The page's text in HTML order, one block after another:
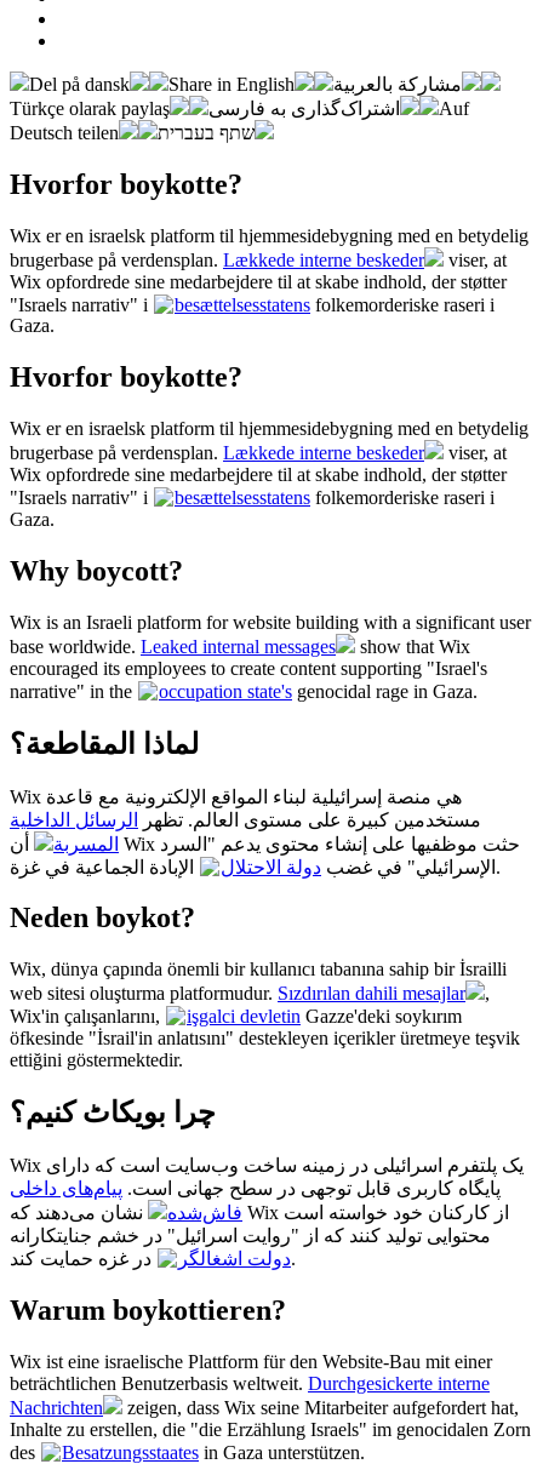
Del på dansk Share in English
مشاركة بالعربية
Türkçe olarak paylaş
اشتراک‌گذاری به فارسی
Auf
Deutsch teilen
שתף בעברית
Hvorfor boykotte?
Wix er en israelsk platform til hjemmesidebygning med en betydelig
brugerbase på verdensplan. Lækkede interne beskeder
viser, at
Wix opfordrede sine medarbejdere til at skabe indhold, der støtter
"Israels narrativ" i
besættelsesstatens folkemorderiske raseri i
Gaza.
Hvorfor boykotte?
Wix er en israelsk platform til hjemmesidebygning med en betydelig
brugerbase på verdensplan. Lækkede interne beskeder
viser, at
Wix opfordrede sine medarbejdere til at skabe indhold, der støtter
"Israels narrativ" i
besættelsesstatens folkemorderiske raseri i
Gaza.
Why boycott?
Wix is an Israeli platform for website building with a significant user
base worldwide. Leaked internal messages
show that Wix
encouraged its employees to create content supporting "Israel's
narrative" in the
occupation state's genocidal rage in Gaza.
لماذا المقاطعة؟
Wix هي منصة إسرائيلية لبناء المواقع الإلكترونية مع قاعدة
مستخدمين كبيرة على مستوى العالم. تظهر
الرسائل الداخلية
المسربة
أن Wix حثت موظفيها على إنشاء محتوى يدعم "السرد
الإسرائيلي" في غضب دولة الاحتلال الإبادة الجماعية في غزة.
Neden boykot?
Wix, dünya çapında önemli bir kullanıcı tabanına sahip bir İsrailli
web sitesi oluşturma platformudur. Sızdırılan dahili mesajlar
,
Wix'in çalışanlarını,
işgalci devletin Gazze'deki soykırım
öfkesinde "İsrail'in anlatısını" destekleyen içerikler üretmeye teşvik
ettiğini göstermektedir.
چرا بویکاٹ کنیم؟
Wix یک پلتفرم اسرائیلی در زمینه ساخت وب‌سایت است که دارای
پایگاه کاربری قابل توجهی در سطح جهانی است. پیام‌های داخلی
فاش‌شده
نشان می‌دهند که Wix از کارکنان خود خواسته است
محتوایی تولید کنند که از "روایت اسرائیل" در خشم جنایتکارانه
دولت اشغالگردر غزه حمایت کند.
Warum boykottieren?
Wix ist eine israelische Plattform für den Website-Bau mit einer
beträchtlichen Benutzerbasis weltweit. Durchgesickerte interne
Nachrichten
zeigen, dass Wix seine Mitarbeiter aufgefordert hat,
Inhalte zu erstellen, die "die Erzählung Israels" im genocidalen Zorn
des
Besatzungsstaates in Gaza unterstützen.